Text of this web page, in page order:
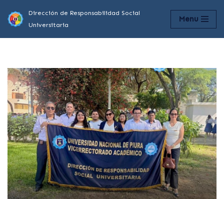
Saltar
al
Dirección de Responsabilidad Social
Universitaria
Menu